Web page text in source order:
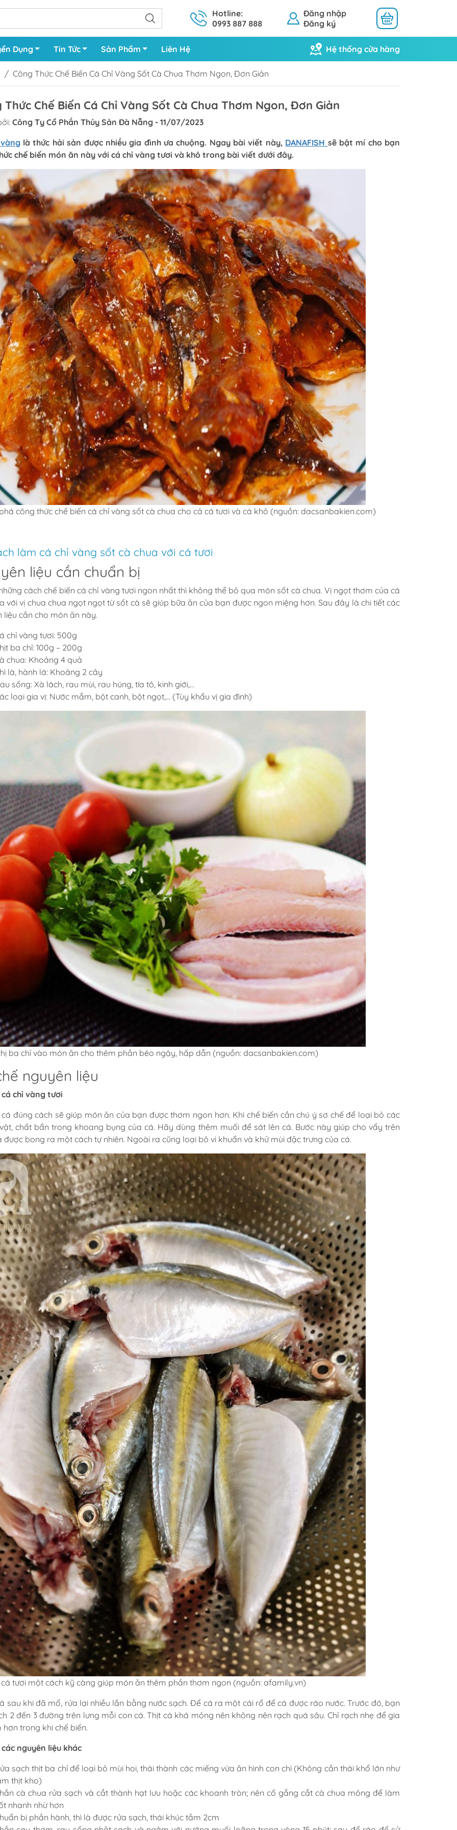
Hotline:
0993 887 888
Đăng nhập
Đăng ký
Dụng Tin Tức Sản Phẩm
Con
Sạch
Mực
Bạch Tuộc
Khô Mực
Liên Hệ Hệ thống cửa hàng
/ Công Thức Chế Biến Cá Chỉ Vàng Sốt Cà Chua Thơm Ngon, Đơn Giản
Thức Chế Biến Cá Chỉ Vàng Sốt Cà Chua Thơm Ngon, Đơn Giản
Công Ty Cổ Phần Thủy Sản Đà Nẵng - 11/07/2023
là thức hải sản được nhiều gia đình ưa chuộng. Ngay bài viết này, DANAFISH sẽ bật mí cho bạn
chế biến món ăn này với cá chỉ vàng tươi và khô trong bài viết dưới đây.
công thức chế biến cá chỉ vàng sốt cà chua cho cả cá tươi và cá khô (nguồn: dacsanbakien.com)
làm cá chỉ vàng sốt cà chua với cá tươi
liệu cần chuẩn bị
cách chế biến cá chỉ vàng tươi ngon nhất thì không thể bỏ qua món sốt cà chua. Vị ngọt thơm của cá
với vị chua chua ngọt ngọt từ sốt cà sẽ giúp bữa ăn của bạn được ngon miệng hơn. Sau đây là chi tiết các
liệu cần cho món ăn này.
chỉ vàng tươi: 500g
ba chỉ: 100g – 200g
chua: Khoảng 4 quả
là, hành lá: Khoảng 2 cây
sống: Xà lách, rau mùi, rau húng, tía tô, kinh giới,…
loại gia vị: Nước mắm, bột canh, bột ngọt,… (Tùy khẩu vị gia đình)
ba chỉ vào món ăn cho thêm phần béo ngậy, hấp dẫn (nguồn: dacsanbakien.com)
nguyên liệu
cá chỉ vàng tươi
cá đúng cách sẽ giúp món ăn của bạn được thơm ngon hơn. Khi chế biến cần chú ý sơ chế để loại bỏ các
chất bẩn trong khoang bụng của cá. Hãy dùng thêm muối để sát lên cá. Bước này giúp cho vẩy trên
được bong ra một cách tự nhiên. Ngoài ra cũng loại bỏ vi khuẩn và khử mùi đặc trưng của cá.
cá tươi một cách kỹ càng giúp món ăn thêm phần thơm ngon (nguồn: afamily.vn)
sau khi đã mổ, rửa lại nhiều lần bằng nước sạch. Để cá ra một cái rổ để cá được ráo nước. Trước đó, bạn
2 đến 3 đường trên lưng mỗi con cá. Thịt cá khá mỏng nên không nên rạch quá sâu. Chỉ rạch nhẹ để gia
hơn trong khi chế biến.
các nguyên liệu khác
sạch thịt ba chỉ để loại bỏ mùi hoi, thái thành các miếng vừa ăn hình con chì (Không cần thái khổ lớn như
thịt kho)
cà chua rửa sạch và cắt thành hạt lưu hoặc các khoanh tròn; nên cố gắng cắt cà chua mỏng để làm
nhanh nhừ hơn
bị phần hành, thì là được rửa sạch, thái khúc tầm 2cm